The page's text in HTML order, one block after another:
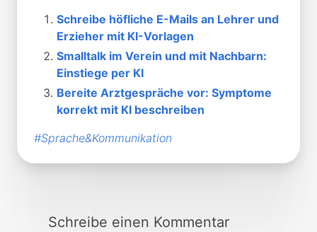
Schreibe höfliche E-Mails an Lehrer und
Erzieher mit KI-Vorlagen
Smalltalk im Verein und mit Nachbarn:
Einstiege per KI
Bereite Arztgespräche vor: Symptome
korrekt mit KI beschreiben
#Sprache&Kommunikation
Schreibe einen Kommentar